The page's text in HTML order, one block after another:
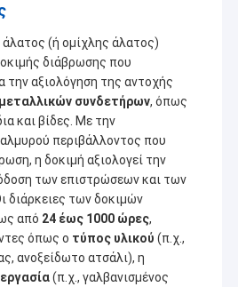
(ή ομίχλης άλατος)
διάβρωσης που
την αξιολόγηση της αντοχής
μεταλλικών συνδετήρων, όπως
και βίδες. Με την
περιβάλλοντος που
η δοκιμή αξιολογεί την
των επιστρώσεων και των
διάρκειες των δοκιμών
από 24 έως 1000 ώρες,
όπως ο τύπος υλικού (π.χ.,
ανοξείδωτο ατσάλι), η
(π.χ., γαλβανισμένος